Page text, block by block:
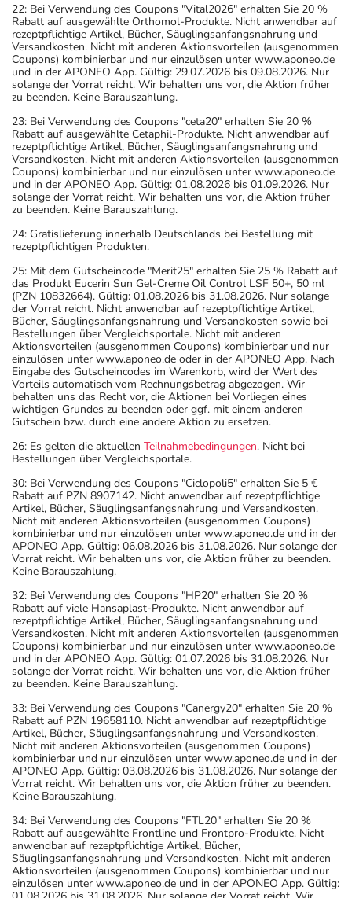
22: Bei Verwendung des Coupons "Vital2026" erhalten Sie 20 %
Rabatt auf ausgewählte Orthomol-Produkte. Nicht anwendbar auf
rezeptpflichtige Artikel, Bücher, Säuglingsanfangsnahrung und
Versandkosten. Nicht mit anderen Aktionsvorteilen (ausgenommen
Coupons) kombinierbar und nur einzulösen unter www.aponeo.de
und in der APONEO App. Gültig: 29.07.2026 bis 09.08.2026. Nur
solange der Vorrat reicht. Wir behalten uns vor, die Aktion früher
zu beenden. Keine Barauszahlung.
23: Bei Verwendung des Coupons "ceta20" erhalten Sie 20 %
Rabatt auf ausgewählte Cetaphil-Produkte. Nicht anwendbar auf
rezeptpflichtige Artikel, Bücher, Säuglingsanfangsnahrung und
Versandkosten. Nicht mit anderen Aktionsvorteilen (ausgenommen
Coupons) kombinierbar und nur einzulösen unter www.aponeo.de
und in der APONEO App. Gültig: 01.08.2026 bis 01.09.2026. Nur
solange der Vorrat reicht. Wir behalten uns vor, die Aktion früher
zu beenden. Keine Barauszahlung.
24: Gratislieferung innerhalb Deutschlands bei Bestellung mit
rezeptpflichtigen Produkten.
25: Mit dem Gutscheincode "Merit25" erhalten Sie 25 % Rabatt auf
das Produkt Eucerin Sun Gel-Creme Oil Control LSF 50+, 50 ml
(PZN 10832664). Gültig: 01.08.2026 bis 31.08.2026. Nur solange
der Vorrat reicht. Nicht anwendbar auf rezeptpflichtige Artikel,
Bücher, Säuglingsanfangsnahrung und Versandkosten sowie bei
Bestellungen über Vergleichsportale. Nicht mit anderen
Aktionsvorteilen (ausgenommen Coupons) kombinierbar und nur
einzulösen unter www.aponeo.de oder in der APONEO App. Nach
Eingabe des Gutscheincodes im Warenkorb, wird der Wert des
Vorteils automatisch vom Rechnungsbetrag abgezogen. Wir
behalten uns das Recht vor, die Aktionen bei Vorliegen eines
wichtigen Grundes zu beenden oder ggf. mit einem anderen
Gutschein bzw. durch eine andere Aktion zu ersetzen.
26: Es gelten die aktuellen Teilnahmebedingungen. Nicht bei
Bestellungen über Vergleichsportale.
30: Bei Verwendung des Coupons "Ciclopoli5" erhalten Sie 5 €
Rabatt auf PZN 8907142. Nicht anwendbar auf rezeptpflichtige
Artikel, Bücher, Säuglingsanfangsnahrung und Versandkosten.
Nicht mit anderen Aktionsvorteilen (ausgenommen Coupons)
kombinierbar und nur einzulösen unter www.aponeo.de und in der
APONEO App. Gültig: 06.08.2026 bis 31.08.2026. Nur solange der
Vorrat reicht. Wir behalten uns vor, die Aktion früher zu beenden.
Keine Barauszahlung.
32: Bei Verwendung des Coupons "HP20" erhalten Sie 20 %
Rabatt auf viele Hansaplast-Produkte. Nicht anwendbar auf
rezeptpflichtige Artikel, Bücher, Säuglingsanfangsnahrung und
Versandkosten. Nicht mit anderen Aktionsvorteilen (ausgenommen
Coupons) kombinierbar und nur einzulösen unter www.aponeo.de
und in der APONEO App. Gültig: 01.07.2026 bis 31.08.2026. Nur
solange der Vorrat reicht. Wir behalten uns vor, die Aktion früher
zu beenden. Keine Barauszahlung.
33: Bei Verwendung des Coupons "Canergy20" erhalten Sie 20 %
Rabatt auf PZN 19658110. Nicht anwendbar auf rezeptpflichtige
Artikel, Bücher, Säuglingsanfangsnahrung und Versandkosten.
Nicht mit anderen Aktionsvorteilen (ausgenommen Coupons)
kombinierbar und nur einzulösen unter www.aponeo.de und in der
APONEO App. Gültig: 03.08.2026 bis 31.08.2026. Nur solange der
Vorrat reicht. Wir behalten uns vor, die Aktion früher zu beenden.
Keine Barauszahlung.
34: Bei Verwendung des Coupons "FTL20" erhalten Sie 20 %
Rabatt auf ausgewählte Frontline und Frontpro-Produkte. Nicht
anwendbar auf rezeptpflichtige Artikel, Bücher,
Säuglingsanfangsnahrung und Versandkosten. Nicht mit anderen
Aktionsvorteilen (ausgenommen Coupons) kombinierbar und nur
einzulösen unter www.aponeo.de und in der APONEO App. Gültig: